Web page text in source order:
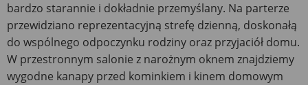
bardzo starannie i dokładnie przemyślany. Na parterze
przewidziano reprezentacyjną strefę dzienną, doskonałą
do wspólnego odpoczynku rodziny oraz przyjaciół domu.
W przestronnym salonie z narożnym oknem znajdziemy
wygodne kanapy przed kominkiem i kinem domowym